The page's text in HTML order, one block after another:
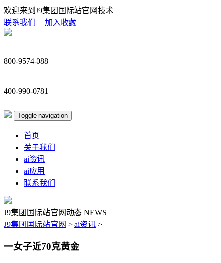
欢迎来到J9集团国际站官网技术
联系我们
| 加入收藏
800-9574-088
400-990-0781
Toggle navigation
首页
关于我们
ai资讯
ai应用
联系我们
J9集团国际站官网动态 NEWS
J9集团国际站官网 > ai资讯 >
一女子近70克黄金